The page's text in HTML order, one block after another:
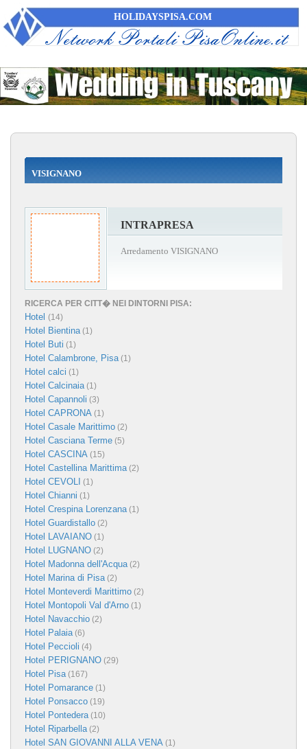
HOLIDAYSPISA.COM
VISIGNANO
INTRAPRESA
Arredamento VISIGNANO
RICERCA PER CITT� NEI DINTORNI PISA:
Hotel (14)
Hotel Bientina(1)
Hotel Buti (1)
Hotel Calambrone, Pisa(1)
Hotel calci (1)
Hotel Calcinaia(1)
Hotel Capannoli (3)
Hotel CAPRONA (1)
Hotel Casale Marittimo (2)
Hotel Casciana Terme (5)
Hotel CASCINA (15)
Hotel Castellina Marittima(2)
Hotel CEVOLI (1)
Hotel Chianni (1)
Hotel Crespina Lorenzana(1)
Hotel Guardistallo (2)
Hotel LAVAIANO (1)
Hotel LUGNANO (2)
Hotel Madonna dell'Acqua(2)
Hotel Marina di Pisa(2)
Hotel Monteverdi Marittimo (2)
Hotel Montopoli Val d'Arno (1)
Hotel Navacchio (2)
Hotel Palaia(6)
Hotel Peccioli (4)
Hotel PERIGNANO (29)
Hotel Pisa(167)
Hotel Pomarance (1)
Hotel Ponsacco (19)
Hotel Pontedera(10)
Hotel Riparbella(2)
Hotel SAN GIOVANNI ALLA VENA (1)